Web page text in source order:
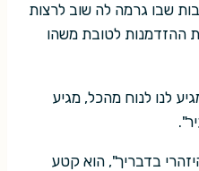
שבו גרמה לה שוב לרצות
ההזדמנות לטובת משהו
לנו לנוח מהכל, מגיע
בדבריך", הוא קטע